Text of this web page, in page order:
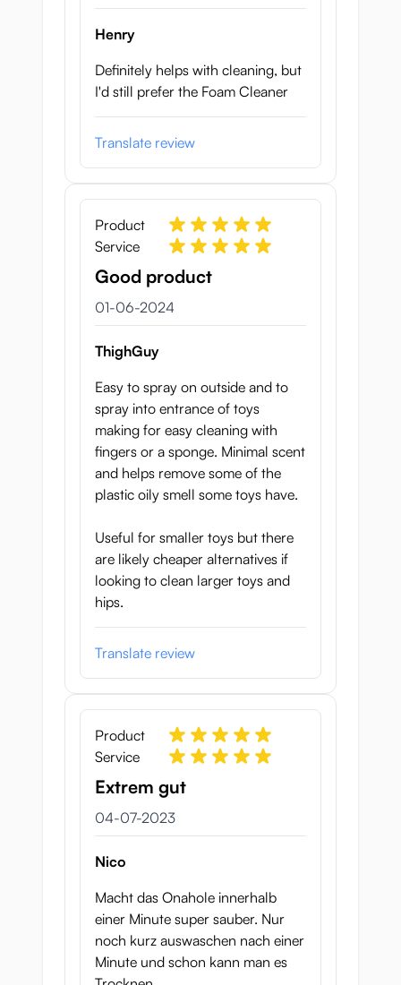
Henry
Definitely helps with cleaning, but
I'd still prefer the Foam Cleaner
Translate review
Product
Service
Good product
1 juni 2024
01-06-2024
ThighGuy
Easy to spray on outside and to
spray into entrance of toys
making for easy cleaning with
fingers or a sponge. Minimal scent
and helps remove some of the
plastic oily smell some toys have.
Useful for smaller toys but there
are likely cheaper alternatives if
looking to clean larger toys and
hips.
Translate review
Product
Service
Extrem gut
4 juli 2023
04-07-2023
Nico
Macht das Onahole innerhalb
einer Minute super sauber. Nur
noch kurz auswaschen nach einer
Minute und schon kann man es